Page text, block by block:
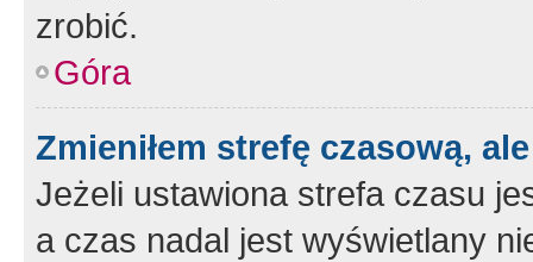
zrobić.
Góra
Zmieniłem strefę czasową,
Jeżeli ustawiona strefa czasu
a czas nadal jest wyświetlany